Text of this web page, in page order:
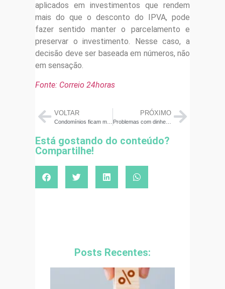
aplicados em investimentos que rendem
mais do que o desconto do IPVA, pode
fazer sentido manter o parcelamento e
preservar o investimento. Nesse caso, a
decisão deve ser baseada em números, não
em sensação.
Fonte: Correio 24horas
VOLTAR
Condomínios ficam mais caros, e inadimplência avança, mostra pesquisa
PRÓXIMO
Problemas com dinheiro impactam na produtividade das empresas
Está gostando do conteúdo?
Compartilhe!
Posts Recentes: